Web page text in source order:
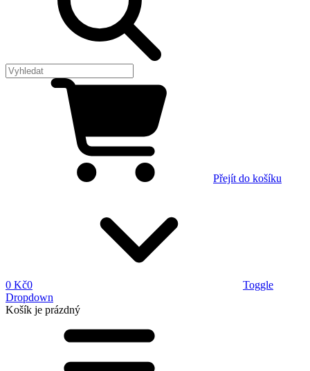
Přejít do košíku
0 Kč0
Toggle
Dropdown
Košík je prázdný